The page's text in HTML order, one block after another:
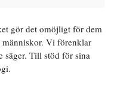
gör det omöjligt för dem
människor. Vi förenklar
säger. Till stöd för sina